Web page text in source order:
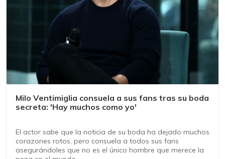
Milo Ventimiglia consuela a sus fans tras su boda
secreta: 'Hay muchos como yo'
El actor sabe que la noticia de su boda ha dejado muchos
corazones rotos, pero consuela a todos sus fans
asegurándoles que no es el único hombre que merece la